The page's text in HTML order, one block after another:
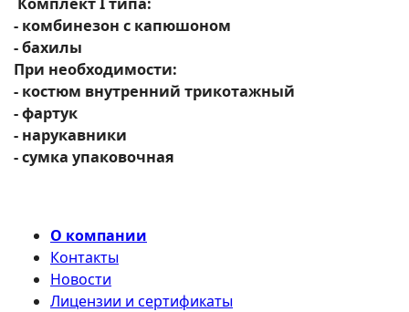
- комбинезон с капюшоном
- бахилы
При необходимости:
- костюм внутренний трикотажный
- фартук
- нарукавники
- сумка упаковочная
О компании
Контакты
Новости
Лицензии и сертификаты